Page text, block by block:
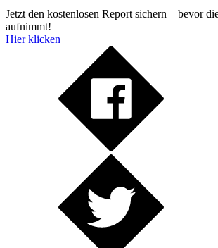
Jetzt den kostenlosen Report sichern – bevor
aufnimmt!
Hier klicken